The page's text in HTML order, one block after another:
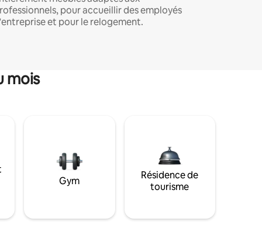
pour accueillir des employés
et pour le relogement.
mois
Gym
Résidence de
tourisme